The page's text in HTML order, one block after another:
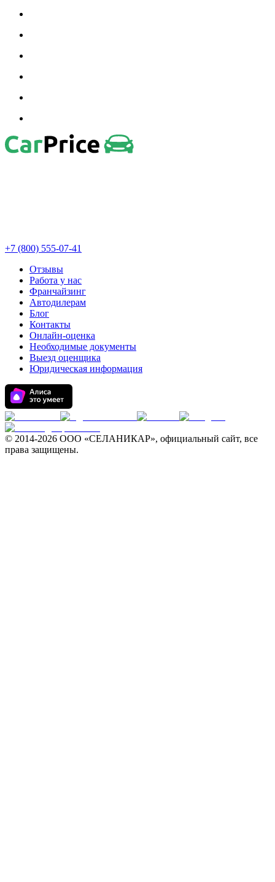
+7 (800) 555-07-41
Отзывы
Работа у нас
Франчайзинг
Автодилерам
Блог
Контакты
Онлайн-оценка
Необходимые документы
Выезд оценщика
Юридическая информация
© 2014-2026 ООО «СЕЛАНИКАР», официальный сайт, все
права защищены.